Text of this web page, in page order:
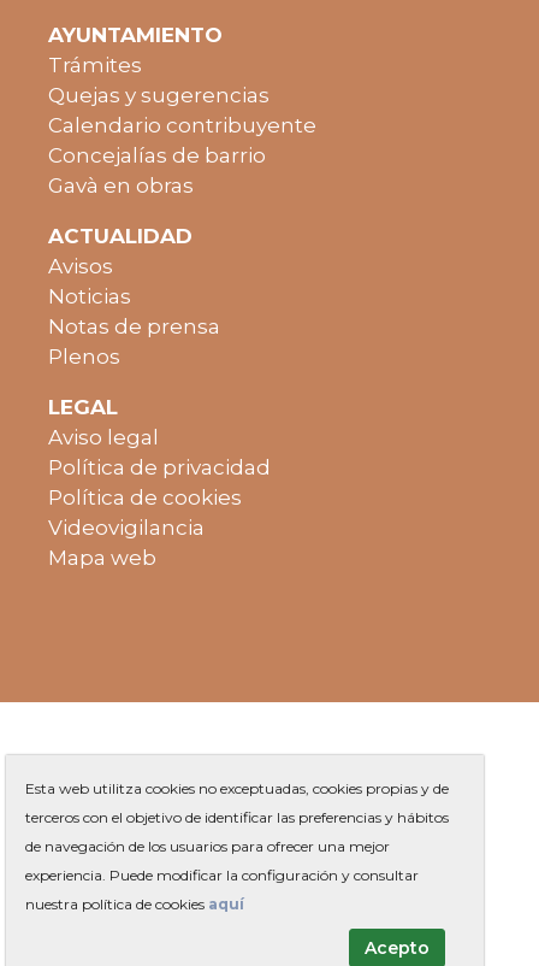
AYUNTAMIENTO
Trámites
Quejas y sugerencias
Calendario contribuyente
Concejalías de barrio
Gavà en obras
ACTUALIDAD
Avisos
Noticias
Notas de prensa
Plenos
LEGAL
Aviso legal
Política de privacidad
Política de cookies
Videovigilancia
Mapa web
Plaza de Jaume Balmes s/n
93 263 91 00
Esta web utilitza cookies no exceptuadas, cookies propias y de
terceros con el objetivo de identificar las preferencias y hábitos
de navegación de los usuarios para ofrecer una mejor
experiencia. Puede modificar la configuración y consultar
nuestra política de cookies aquí
Acepto